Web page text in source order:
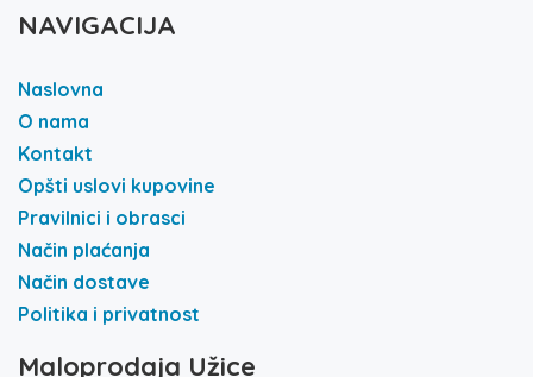
NAVIGACIJA
Naslovna
O nama
Kontakt
Opšti uslovi kupovine
Pravilnici i obrasci
Način plaćanja
Način dostave
Politika i privatnost
Maloprodaja Užice